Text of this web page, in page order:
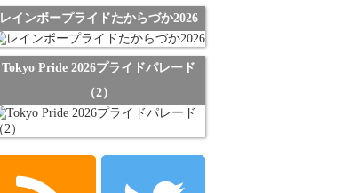
レインボープライドたからづか2026
Tokyo Pride 2026プライドパレード
（2）